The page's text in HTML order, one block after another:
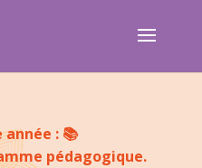
: 📚
pédagogique.